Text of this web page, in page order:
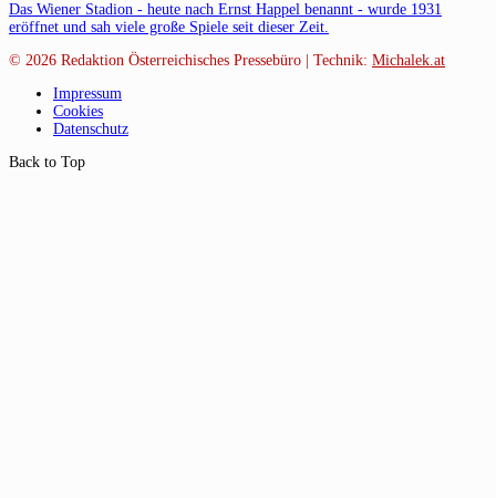
Das Wiener Stadion - heute nach Ernst Happel benannt - wurde 1931
eröffnet und sah viele große Spiele seit dieser Zeit.
© 2026 Redaktion Österreichisches Pressebüro | Technik: Michalek.at
Impressum
Cookies
Datenschutz
Back to Top